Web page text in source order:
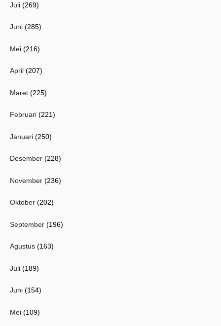
Juli (269)
Juni (285)
Mei (216)
April (207)
Maret (225)
Februari (221)
Januari (250)
Desember (228)
November (236)
Oktober (202)
September (196)
Agustus (163)
Juli (189)
Juni (154)
Mei (109)